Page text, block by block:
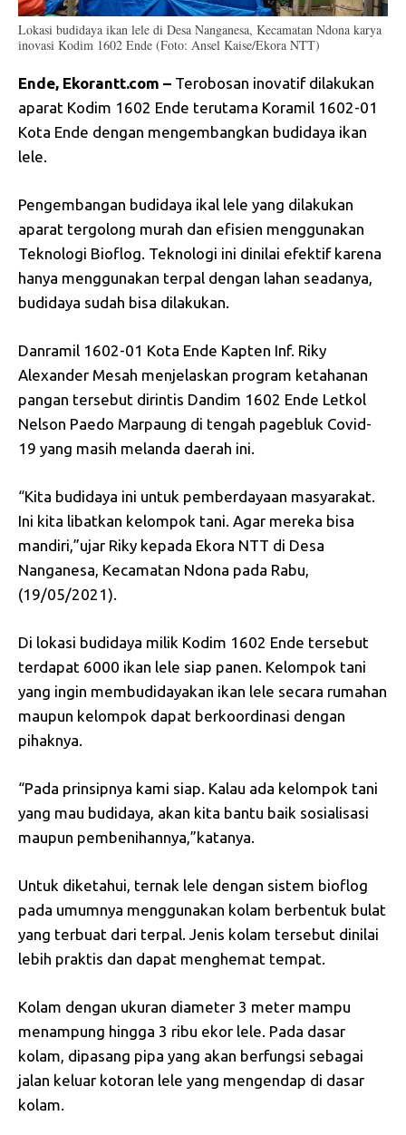
Lokasi budidaya ikan lele di Desa Nanganesa, Kecamatan Ndona karya
inovasi Kodim 1602 Ende (Foto: Ansel Kaise/Ekora NTT)
Ende, Ekorantt.com – Terobosan inovatif dilakukan
aparat Kodim 1602 Ende terutama Koramil 1602-01
Kota Ende dengan mengembangkan budidaya ikan
lele.
Pengembangan budidaya ikal lele yang dilakukan
aparat tergolong murah dan efisien menggunakan
Teknologi Bioflog. Teknologi ini dinilai efektif karena
hanya menggunakan terpal dengan lahan seadanya,
budidaya sudah bisa dilakukan.
Danramil 1602-01 Kota Ende Kapten Inf. Riky
Alexander Mesah menjelaskan program ketahanan
pangan tersebut dirintis Dandim 1602 Ende Letkol
Nelson Paedo Marpaung di tengah pagebluk Covid-
19 yang masih melanda daerah ini.
“Kita budidaya ini untuk pemberdayaan masyarakat.
Ini kita libatkan kelompok tani. Agar mereka bisa
mandiri,”ujar Riky kepada Ekora NTT di Desa
Nanganesa, Kecamatan Ndona pada Rabu,
(19/05/2021).
Di lokasi budidaya milik Kodim 1602 Ende tersebut
terdapat 6000 ikan lele siap panen. Kelompok tani
yang ingin membudidayakan ikan lele secara rumahan
maupun kelompok dapat berkoordinasi dengan
pihaknya.
“Pada prinsipnya kami siap. Kalau ada kelompok tani
yang mau budidaya, akan kita bantu baik sosialisasi
maupun pembenihannya,”katanya.
Untuk diketahui, ternak lele dengan sistem bioflog
pada umumnya menggunakan kolam berbentuk bulat
yang terbuat dari terpal. Jenis kolam tersebut dinilai
lebih praktis dan dapat menghemat tempat.
Kolam dengan ukuran diameter 3 meter mampu
menampung hingga 3 ribu ekor lele. Pada dasar
kolam, dipasang pipa yang akan berfungsi sebagai
jalan keluar kotoran lele yang mengendap di dasar
kolam.